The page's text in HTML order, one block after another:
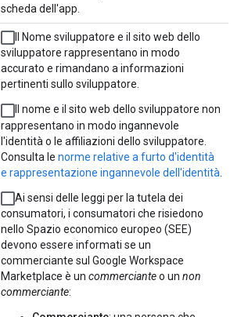
scheda dell'app.
Il Nome sviluppatore e il sito web dello
sviluppatore rappresentano in modo
accurato e rimandano a informazioni
pertinenti sullo sviluppatore.
Il nome e il sito web dello sviluppatore non
rappresentano in modo ingannevole
l'identità o le affiliazioni dello sviluppatore.
Consulta le norme relative a furto d'identità
e rappresentazione ingannevole dell'identità
Ai sensi delle leggi per la tutela dei
consumatori, i consumatori che risiedono
nello Spazio economico europeo (SEE)
devono essere informati se un
commerciante sul Google Workspace
Marketplace è un commercianteo un non
commerciante: